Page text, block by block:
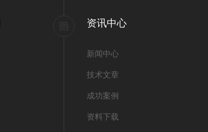
资讯中心
新闻中心
技术文章
成功案例
资料下载